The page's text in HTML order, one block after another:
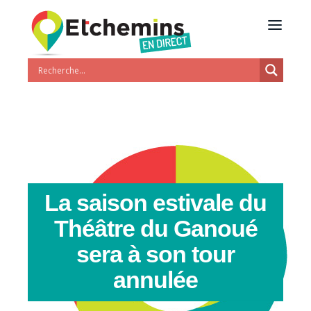
La saison estivale du
Théâtre du Ganoué
sera à son tour
annulée